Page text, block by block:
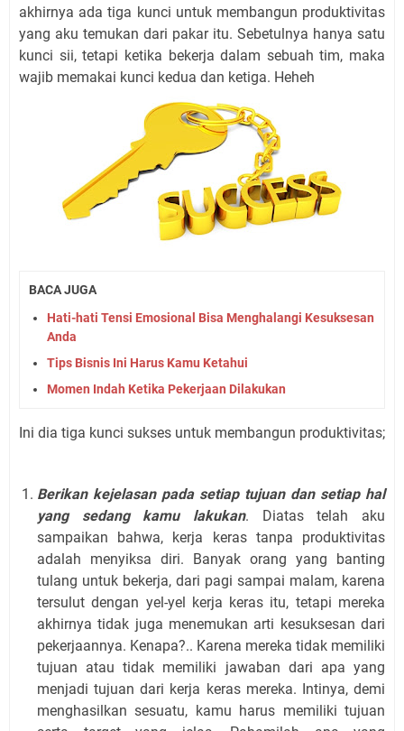
akhirnya ada tiga kunci untuk membangun produktivitas
yang aku temukan dari pakar itu. Sebetulnya hanya satu
kunci sii, tetapi ketika bekerja dalam sebuah tim, maka
wajib memakai kunci kedua dan ketiga. Heheh
BACA JUGA
Hati-hati Tensi Emosional Bisa Menghalangi Kesuksesan
Anda
Tips Bisnis Ini Harus Kamu Ketahui
Momen Indah Ketika Pekerjaan Dilakukan
Ini dia tiga kunci sukses untuk membangun produktivitas;
Berikan kejelasan pada setiap tujuan dan setiap hal
yang sedang kamu lakukan. Diatas telah aku
sampaikan bahwa, kerja keras tanpa produktivitas
adalah menyiksa diri. Banyak orang yang banting
tulang untuk bekerja, dari pagi sampai malam, karena
tersulut dengan yel-yel kerja keras itu, tetapi mereka
akhirnya tidak juga menemukan arti kesuksesan dari
pekerjaannya. Kenapa?.. Karena mereka tidak memiliki
tujuan atau tidak memiliki jawaban dari apa yang
menjadi tujuan dari kerja keras mereka. Intinya, demi
menghasilkan sesuatu, kamu harus memiliki tujuan